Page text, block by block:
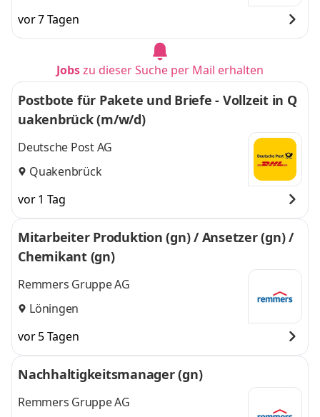
vor 7 Tagen
Jobszu dieser Suche per Mail erhalten
Postbote für Pakete und Briefe - Vollzeit in Q
uakenbrück (m/w/d)
Deutsche Post AG
Quakenbrück
vor 1 Tag
Mitarbeiter Produktion (gn) / Ansetzer (gn) /
Chemikant (gn)
Remmers Gruppe AG
Löningen
vor 5 Tagen
Nachhaltigkeitsmanager (gn)
Remmers Gruppe AG